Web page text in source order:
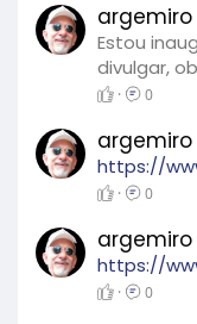
argemiro
Estou
divulgar,
· 0
argemiro
https://
· 0
argemiro
https://
· 0